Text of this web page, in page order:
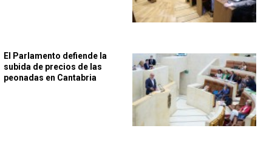
El Parlamento defiende la
subida de precios de las
peonadas en Cantabria